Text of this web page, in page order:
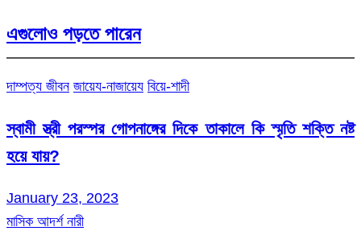
এগুলোও পড়তে পারেন
দাম্পত্য জীবন জায়েয-নাজায়েয বিয়ে-শাদী
স্বামী স্ত্রী পরস্পর গোপনাঙ্গের দিকে তাকালে কি স্মৃতি শক্তি নষ্ট
হয়ে যায়?
January 23, 2023
মাসিক আদর্শ নারী